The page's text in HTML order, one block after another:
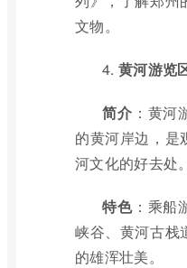
文物。
4. 黄河游览
简介 ：黄
的黄河岸边，是
河文化的好去处。
特色：乘船
峡谷、黄河古栈
的雄浑壮美。